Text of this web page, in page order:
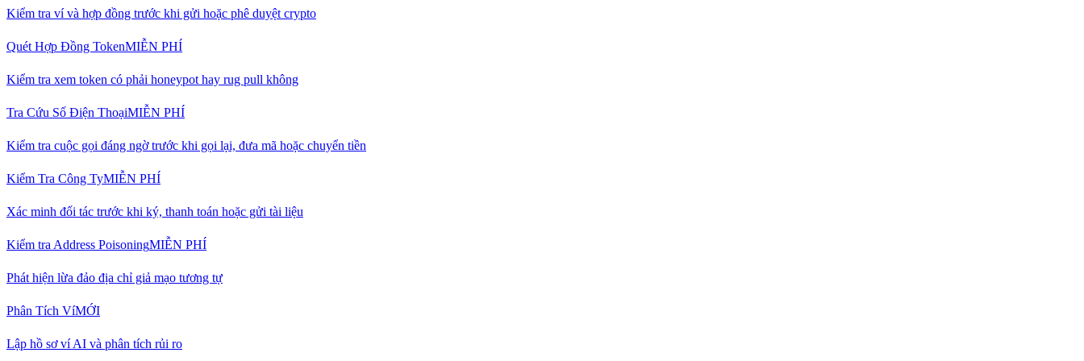
Kiểm tra ví và hợp đồng trước khi gửi hoặc phê duyệt crypto
Quét Hợp Đồng TokenMIỄN PHÍ
Kiểm tra xem token có phải honeypot hay rug pull không
Tra Cứu Số Điện ThoạiMIỄN PHÍ
Kiểm tra cuộc gọi đáng ngờ trước khi gọi lại, đưa mã hoặc chuyển tiền
Kiểm Tra Công TyMIỄN PHÍ
Xác minh đối tác trước khi ký, thanh toán hoặc gửi tài liệu
Kiểm tra Address PoisoningMIỄN PHÍ
Phát hiện lừa đảo địa chỉ giả mạo tương tự
Phân Tích VíMỚI
Lập hồ sơ ví AI và phân tích rủi ro